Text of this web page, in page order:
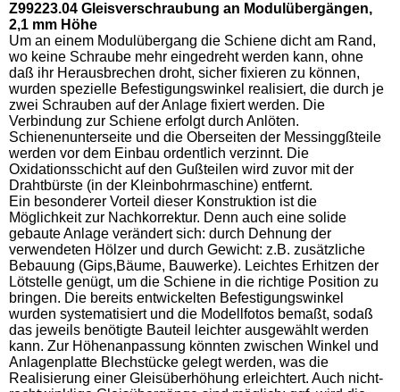
Z99223.04 Gleisverschraubung an Modulübergängen,
2,1 mm Höhe
Um an einem Modulübergang die Schiene dicht am Rand,
wo keine Schraube mehr eingedreht werden kann, ohne
daß ihr Herausbrechen droht, sicher fixieren zu können,
wurden spezielle Befestigungswinkel realisiert, die durch je
zwei Schrauben auf der Anlage fixiert werden. Die
Verbindung zur Schiene erfolgt durch Anlöten.
Schienenunterseite und die Oberseiten der Messinggßteile
werden vor dem Einbau ordentlich verzinnt. Die
Oxidationsschicht auf den Gußteilen wird zuvor mit der
Drahtbürste (in der Kleinbohrmaschine) entfernt.
Ein besonderer Vorteil dieser Konstruktion ist die
Möglichkeit zur Nachkorrektur. Denn auch eine solide
gebaute Anlage verändert sich: durch Dehnung der
verwendeten Hölzer und durch Gewicht: z.B. zusätzliche
Bebauung (Gips,Bäume, Bauwerke). Leichtes Erhitzen der
Lötstelle genügt, um die Schiene in die richtige Position zu
bringen. Die bereits entwickelten Befestigungswinkel
wurden systematisiert und die Modellfotos bemaßt, sodaß
das jeweils benötigte Bauteil leichter ausgewählt werden
kann. Zur Höhenanpassung könnten zwischen Winkel und
Anlagenplatte Blechstücke gelegt werden, was die
Realisierung einer Gleisüberhöhung erleichtert. Auch nicht-